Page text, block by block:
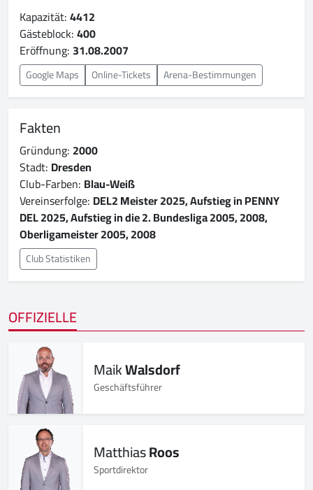
Kapazität:4412
Gästeblock:400
Eröffnung:31.08.2007
Google Maps Online-Tickets Arena-Bestimmungen
Fakten
Gründung: 2000
Stadt: Dresden
Club-Farben: Blau-Weiß
Vereinserfolge: DEL2 Meister 2025, Aufstieg in PENNY
DEL 2025, Aufstieg in die 2. Bundesliga 2005, 2008,
Oberligameister 2005, 2008
Club Statistiken
OFFIZIELLE
MaikWalsdorf
Geschäftsführer
MatthiasRoos
Sportdirektor